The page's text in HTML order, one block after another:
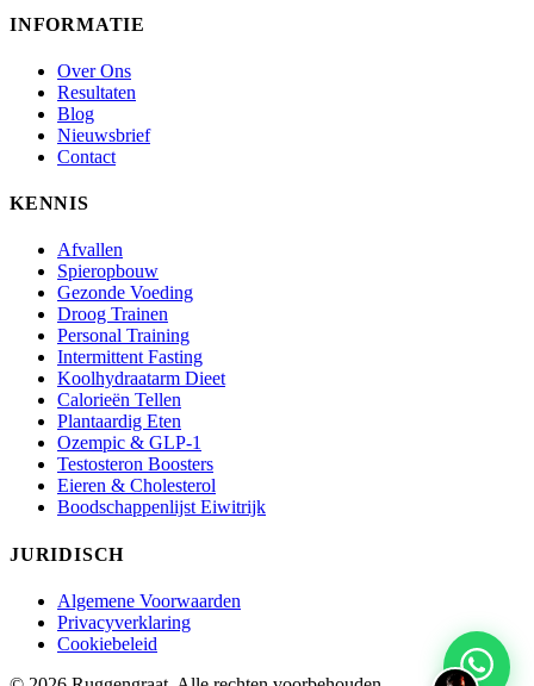
INFORMATIE
Over Ons
Resultaten
Blog
Nieuwsbrief
Contact
KENNIS
Afvallen
Spieropbouw
Gezonde Voeding
Droog Trainen
Personal Training
Intermittent Fasting
Koolhydraatarm Dieet
Calorieën Tellen
Plantaardig Eten
Ozempic & GLP-1
Testosteron Boosters
Eieren & Cholesterol
Boodschappenlijst Eiwitrijk
JURIDISCH
Algemene Voorwaarden
Privacyverklaring
Cookiebeleid